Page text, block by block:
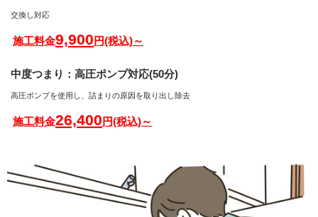
交換し対応
施工料金9,900円(税込)～
中度つまり：高圧ポンプ対応(50分)
高圧ポンプを使用し、詰まりの原因を取り出し除去
施工料金26,400円(税込)～